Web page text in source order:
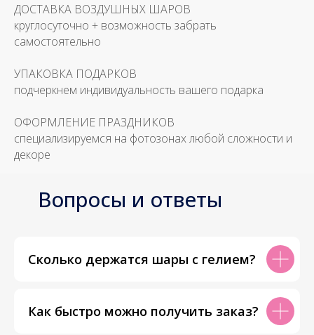
ДОСТАВКА ВОЗДУШНЫХ ШАРОВ
круглосуточно + возможность забрать
самостоятельно
УПАКОВКА ПОДАРКОВ
подчеркнем индивидуальность вашего подарка
ОФОРМЛЕНИЕ ПРАЗДНИКОВ
специализируемся на фотозонах любой сложности и
декоре
Вопросы и ответы
Сколько держатся шары с гелием?
Как быстро можно получить заказ?